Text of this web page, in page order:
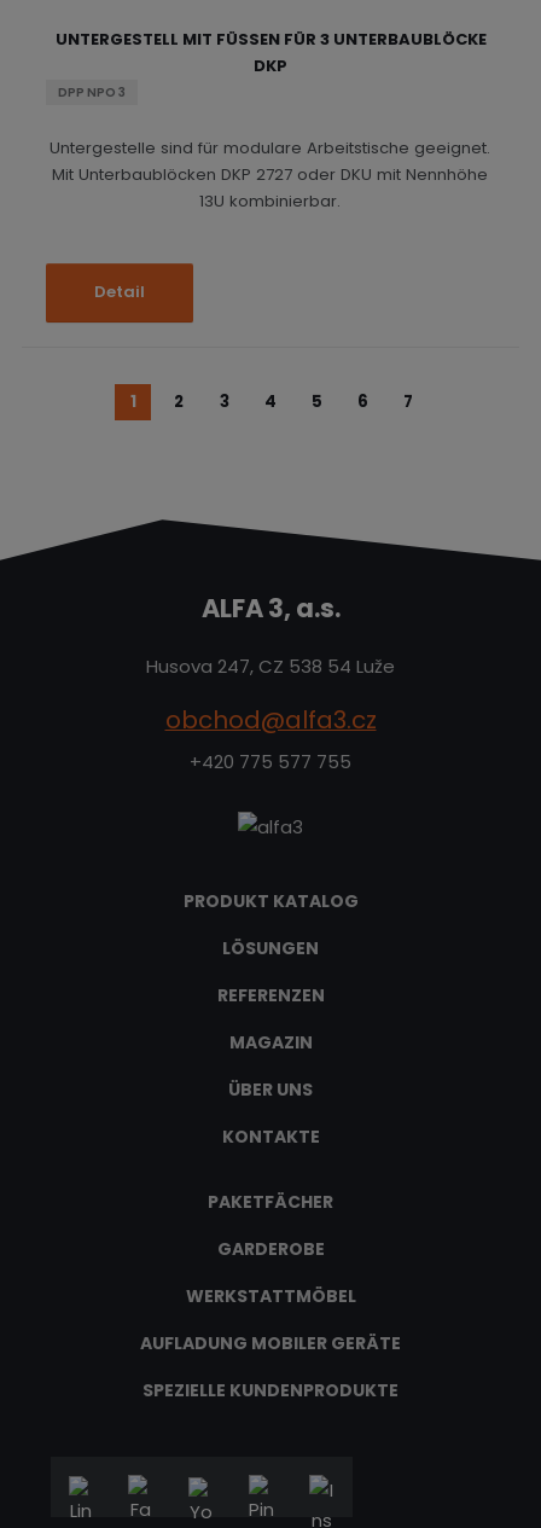
UNTERGESTELL MIT FÜSSEN FÜR 3 UNTERBAUBLÖCKE D
KP
DPP NPO 3
Untergestelle sind für modulare Arbeitstische geeignet.
Mit Unterbaublöcken DKP 2727 oder DKU mit Nennhöhe
13U kombinierbar.
Detail
1 2 3 4 5 6 7
ALFA 3, a.s.
Husova 247, CZ 538 54 Luže
obchod@alfa3.cz
+420 775 577 755
PRODUKT KATALOG
LÖSUNGEN
REFERENZEN
MAGAZIN
ÜBER UNS
KONTAKTE
PAKETFÄCHER
GARDEROBE
WERKSTATTMÖBEL
AUFLADUNG MOBILER GERÄTE
SPEZIELLE KUNDENPRODUKTE